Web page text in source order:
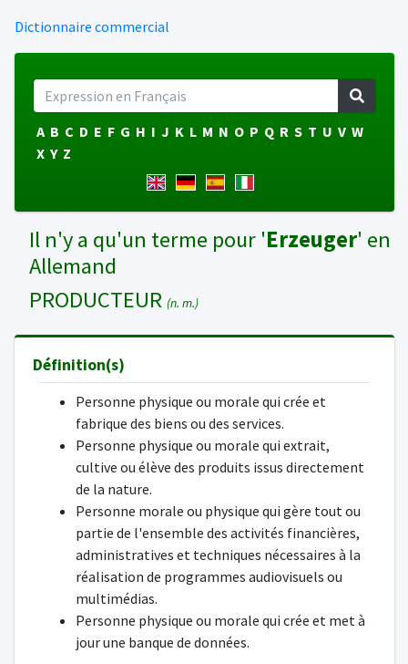
Dictionnaire commercial
A B C D E F G H I J K L M N O P Q R S T U V W
X Y Z
Il n'y a qu'un terme pour 'Erzeuger' en
Allemand
PRODUCTEUR (n. m.)
Définition(s)
Personne physique ou morale qui crée et
fabrique des biens ou des services.
Personne physique ou morale qui extrait,
cultive ou élève des produits issus directement
de la nature.
Personne morale ou physique qui gère tout ou
partie de l'ensemble des activités financières,
administratives et techniques nécessaires à la
réalisation de programmes audiovisuels ou
multimédias.
Personne physique ou morale qui crée et met à
jour une banque de données.